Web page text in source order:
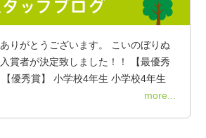
りがとうございます。 こいのぼりぬ
賞者が決定致しました！！ 【最優秀
優秀賞】 小学校4年生 小学校4年生
more...